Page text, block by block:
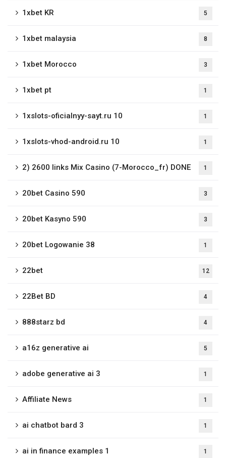
1xbet KR 5
1xbet malaysia 8
1xbet Morocco 3
1xbet pt 1
1xslots-oficialnyy-sayt.ru 10 1
1xslots-vhod-android.ru 10 1
2) 2600 links Mix Casino (7-Morocco_fr) DONE 1
20bet Casino 590 3
20bet Kasyno 590 3
20bet Logowanie 38 1
22bet 12
22Bet BD 4
888starz bd 4
a16z generative ai 5
adobe generative ai 3 1
Affiliate News 1
ai chatbot bard 3 1
ai in finance examples 1 1